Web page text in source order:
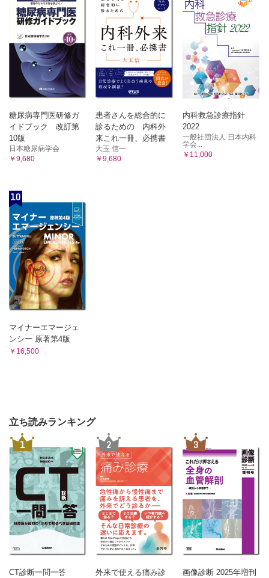
B 悪性腫瘍
1．滑膜肉腫 元井 亨，岩間祐基，三輪真嗣
2．類上皮肉腫 元井 亨，三宅基隆，三輪真嗣
3．胞巣状軟部肉腫 元井 亨，長田周治，三輪真嗣
4．明細胞肉腫 久岡正典，岩間祐基，三輪真嗣
5．骨外性粘液型軟骨肉腫 久岡正典，三宅基隆，三輪真嗣
6．未分化肉腫 久岡正典，鈴木智大・江原 茂，三輪真嗣
7．NTRK遺伝子再構成紡錘形細胞腫瘍 加藤雅大，神島 保，三輪
真嗣
11 その他
1．ガングリオン 田宮貞史，小橋由紋子，三輪真嗣
2．腫瘍状石灰症 田宮貞史，小橋由紋子，三輪真嗣
第4章 骨軟部組織発生未分化小円形細胞肉腫
1．Ewing肉腫 小田義直，青木隆敏，相羽久輝
2．多発性骨軟骨腫症 山口岳彦，稲岡 努，相羽久輝
3．Li-Fraumeni症候群 戌亥章平，相羽久輝
4．McCune-Albright症候群 戌亥章平，相羽久輝
5．神経線維腫症1型 戌亥章平，相羽久輝
索 引
2 線維芽/筋線維芽細胞性腫瘍
A 良性腫瘍
1．結節性筋膜炎 田宮貞史，藤本 肇，木村浩明
2．骨化性筋炎・指趾線維骨化偽腫瘍 田宮貞史，藤本
肇，木村浩明
3．弾性線維腫 田宮貞史，藤本 肇，木村浩明
4．腱鞘線維腫 柴 瑛介，神島 保，木村浩明
5．線維形成性線維芽腫 柴 瑛介，神島 保，木村浩明
B 中間型（局所侵襲性）
1．手掌線維腫症と足底線維腫症 田宮貞史，藤本 肇，木
2．デスモイド型線維腫症 田宮貞史，藤本 肇，木村浩明
C 中間性（rarely metastasizing）
2．孤立性線維性腫瘍 田宮貞史，杉本英治，木村浩明
3．乳児線維肉腫 田宮貞史，杉本英治，木村浩明
4．炎症性筋線維芽細胞性腫瘍（IMT） 綾田善行・山元英
崇，鷺山幸二，木村浩明
D 悪性腫瘍
1．成人型線維肉腫 杉田真太朗，杉本英治，相羽久輝
2．粘液線維肉腫 杉田真太朗，杉本英治，相羽久輝
3．低悪性度線維粘液肉腫 岩崎 健，鷺山幸二，相羽久輝
3 線維組織球性腫瘍
腱滑膜巨細胞腫 山下享子，鈴木智大・江原 茂，武内章彦
4 血管腫瘍
5 血管周皮細胞性腫瘍
A 良性腫瘍・中間型
1．グロームス腫瘍 久岡正典，長田周治，相羽久輝
2．血管平滑筋腫 岩村隆二・松山篤二，小黒草太，相羽久
輝
6 平滑筋性腫瘍
A 悪性腫瘍
平滑筋肉腫（炎症型平滑筋肉腫を含む） 久岡正典，鈴木智
大・江原 茂，三輪真嗣
7 横紋筋性腫瘍
A 悪性腫瘍
紋筋肉腫・紡錘形細胞型横紋筋肉腫） 孝橋賢一，三宅
糖尿病専門医研修ガ
イドブック 改訂第
10版
日本糖尿病学会
￥9,680
患者さんを総合的に
診るための 内科外
来これ一冊、必携書
大玉 信一
￥9,680
内科救急診療指針
2022
一般社団法人 日本内科
学会...
￥11,000
10
マイナーエマージェ
ンシー 原著第4版
￥16,500
立ち読みランキング
1
CT診断一問一答
2
外来で使える痛み診
3
画像診断 2025年増刊